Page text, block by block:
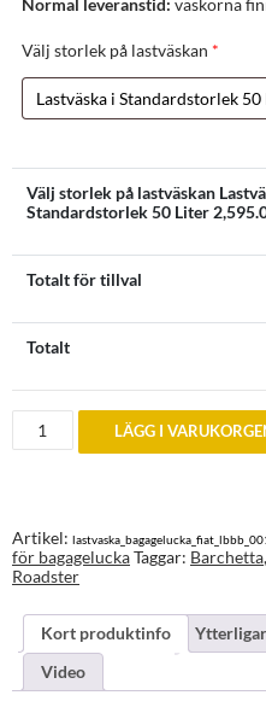
Normal leveranstid: väskorna
Välj storlek på lastväskan *
Välj storlek på lastväskan
Standardstorlek 50 Liter
Totalt för tillval
Totalt
Fiat
Barchetta
Lastväska
LÄGG I
Artikel:
för bagageluckaTaggar: Barchetta,
Roadster
Kort produktinfo
Video